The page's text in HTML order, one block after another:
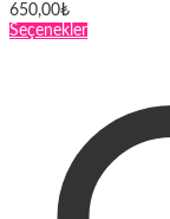
650,00₺
SeçeneklerBu
varyasyonu
var.
Seçenekler
ürün
sayfasından
seçilebilir